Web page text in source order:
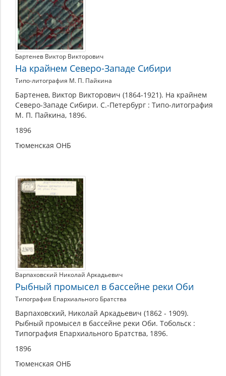
Бартенев Виктор Викторович
На крайнем Северо-Западе Сибири
Типо-литография М. П. Пайкина
Бартенев, Виктор Викторович (1864-1921). На крайнем
Северо-Западе Сибири. С.-Петербург : Типо-литография
М. П. Пайкина, 1896.
1896
Тюменская ОНБ
Варпаховский Николай Аркадьевич
Рыбный промысел в бассейне реки Оби
Типография Епархиального Братства
Варпаховский, Николай Аркадьевич (1862 - 1909).
Рыбный промысел в бассейне реки Оби. Тобольск :
Типография Епархиального Братства, 1896.
1896
Тюменская ОНБ